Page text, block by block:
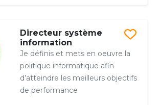
Directeur système
information
Je définis et mets en oeuvre la
politique informatique afin
d’atteindre les meilleurs objectifs
de performance